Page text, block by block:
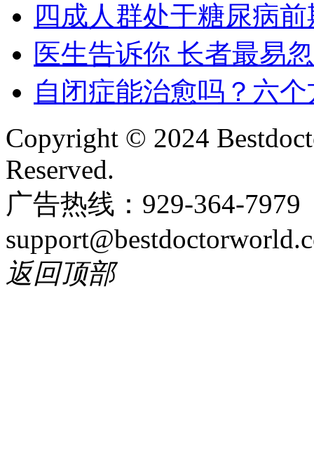
四成人群处于糖尿病
医生告诉你 长者最易
自闭症能治愈吗？六
Copyright © 2024
Reserved.
广告热线：929-364-
返回顶部